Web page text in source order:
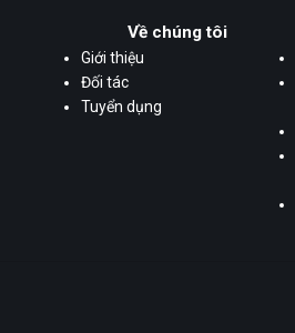
Về chúng tôi
Giới thiệu
Đối tác
Tuyển dụng